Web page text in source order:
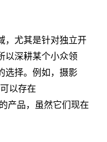
，尤其是针对独立开
以深耕某个小众领
选择。例如，摄影
以存在
产品，虽然它们现在